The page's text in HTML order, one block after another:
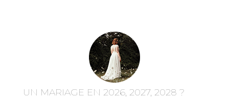
UN MARIAGE EN 2026, 2027, 2028 ?